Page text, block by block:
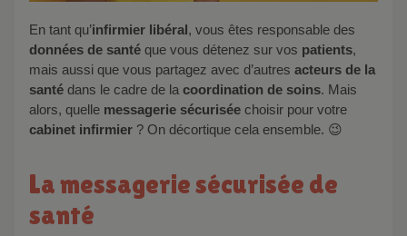
En tant qu’infirmier libéral, vous êtes responsable des
données de santé que vous détenez sur vos patients,
mais aussi que vous partagez avec d’autres acteurs de la
santé dans le cadre de la coordination de soins. Mais
alors, quelle messagerie sécurisée choisir pour votre
cabinet infirmier ? On décortique cela ensemble. 😉
La messagerie sécurisée de
santé